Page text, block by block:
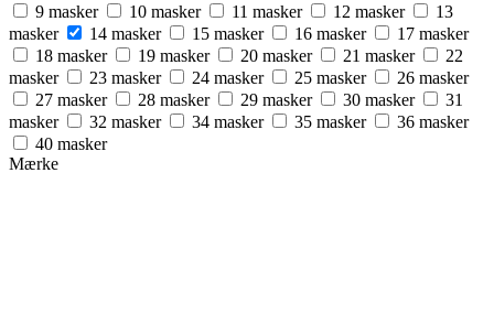
9 masker
10 masker 11 masker 12 masker
13
masker
14 masker 15 masker 16 masker
17 masker
18 masker
19 masker 20 masker 21 masker
22
masker
23 masker 24 masker 25 masker
26 masker
27 masker
28 masker 29 masker 30 masker
31
masker
32 masker 34 masker 35 masker
36 masker
40 masker
Mærke